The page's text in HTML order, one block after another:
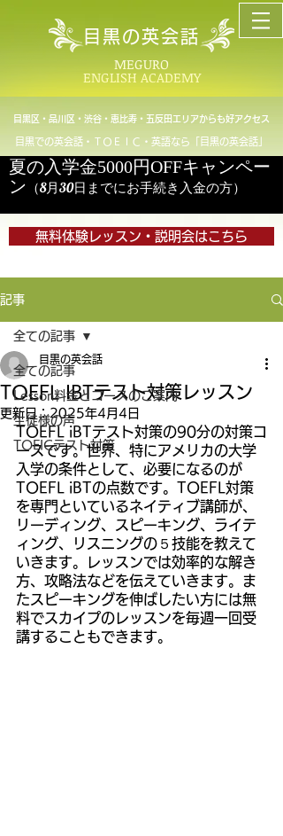
MEGURO
ENGLISH ACADEMY
目黒の英会話
目黒区・品川区・渋谷・恵比寿・五反田エリアからも好アクセス
目黒での英会話・ＴＯＥＩＣ・英語なら「目黒の英会話」
夏の入学金5000円OFFキャンペー
ン （8月30日までにお手続き入金の方）
無料体験レッスン・説明会はこちら
記事
全ての記事
Lesson料金とコースのご案内
生徒様の声
TOEICテスト対策
全ての記事
TOEFL IBTテスト対策レッスン
目黒の英会話
更新日：2025年4月4日
TOEFL iBTテスト対策の90分の対策コ
ースです。世界、特にアメリカの大学
入学の条件として、必要になるのが
TOEFL iBTの点数です。TOEFL対策
を専門といているネイティブ講師が、
リーディング、スピーキング、ライテ
ィング、リスニングの５技能を教えて
いきます。レッスンでは効率的な解き
方、攻略法などを伝えていきます。ま
たスピーキングを伸ばしたい方には無
料でスカイプのレッスンを毎週一回受
講することもできます。